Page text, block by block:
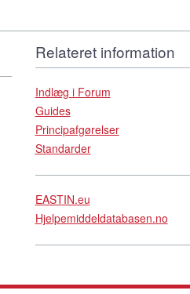
Relateret information
Indlæg i Forum
Guides
Principafgørelser
Standarder
EASTIN.eu
Hjelpemiddeldatabasen.no